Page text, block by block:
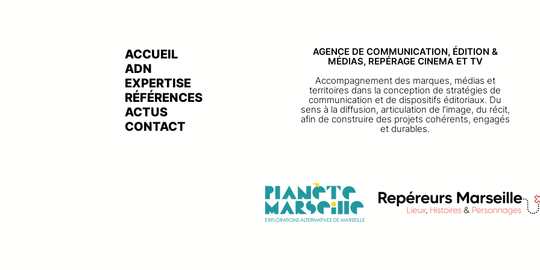
ACCUEIL
ADN
EXPERTISE
RÉFÉRENCES
ACTUS
CONTACT
AGENCE DE COMMUNICATION, ÉDITION &
MÉDIAS, REPÉRAGE CINEMA ET TV
Accompagnement des marques, médias et
territoires dans la conception de stratégies de
communication et de dispositifs éditoriaux. Du
sens à la diffusion, articulation de l’image, du récit,
afin de construire des projets cohérents, engagés
et durables.